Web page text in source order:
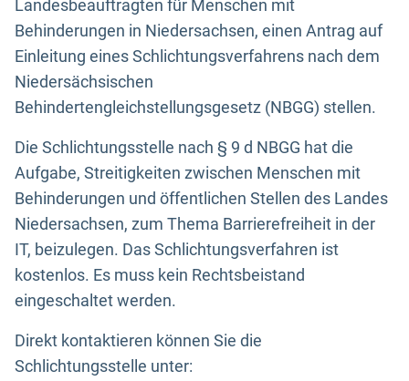
Landesbeauftragten für Menschen mit
Behinderungen in Niedersachsen, einen Antrag auf
Einleitung eines Schlichtungsverfahrens nach dem
Niedersächsischen
Behindertengleichstellungsgesetz (NBGG) stellen.
Die Schlichtungsstelle nach § 9 d NBGG hat die
Aufgabe, Streitigkeiten zwischen Menschen mit
Behinderungen und öffentlichen Stellen des Landes
Niedersachsen, zum Thema Barrierefreiheit in der
IT, beizulegen. Das Schlichtungsverfahren ist
kostenlos. Es muss kein Rechtsbeistand
eingeschaltet werden.
Direkt kontaktieren können Sie die
Schlichtungsstelle unter: